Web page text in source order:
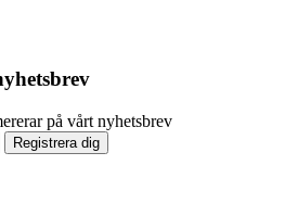
på vårt nyhetsbrev
Registrera dig